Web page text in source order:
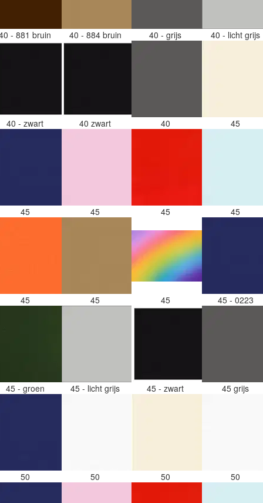
- 881 bruin 40 - 884 bruin 40 - grijs 40 - licht grijs
40 - zwart 40 zwart 40 45
45 45 45 45
45 45 45 45 - 0223
45 - groen 45 - licht grijs 45 - zwart 45 grijs
50 50 50 50